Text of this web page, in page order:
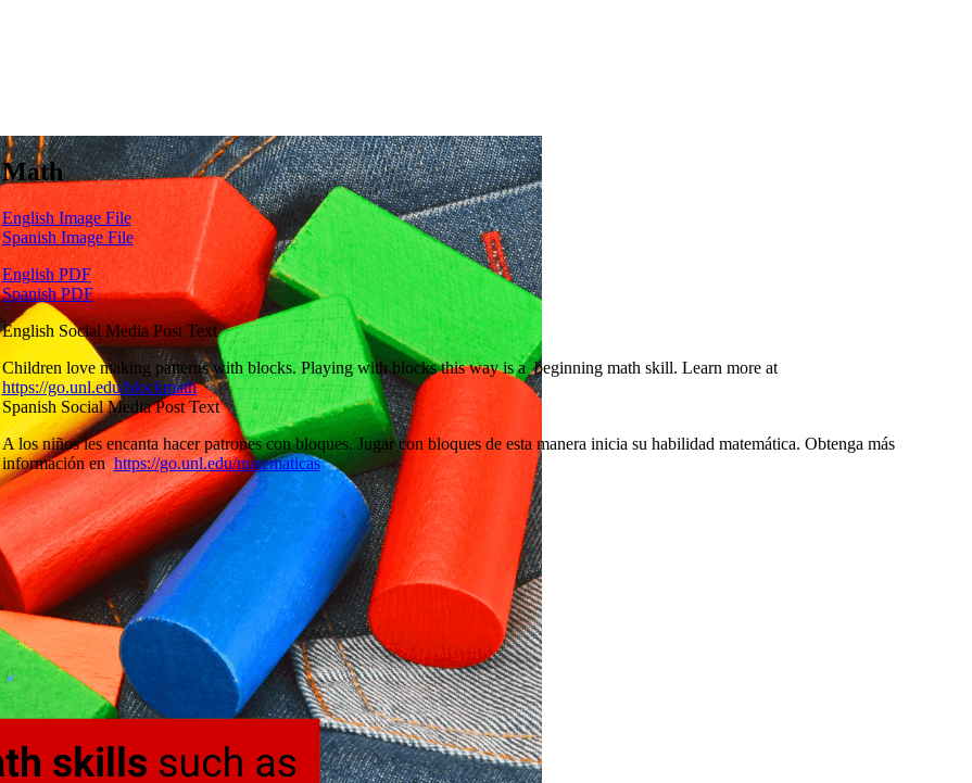
Math
English Image File
Spanish Image File
English PDF
Spanish PDF
English Social Media Post Text
Children love making patterns with blocks. Playing with blocks this way is a beginning math skill. Learn more at
https://go.unl.edu/blockmath
Spanish Social Media Post Text
A los niños les encanta hacer patrones con bloques. Jugar con bloques de esta manera inicia su habilidad matemática. Obtenga más
información enhttps://go.unl.edu/matematicas